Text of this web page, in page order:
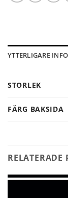
YTTERLIGARE
STORLEK
FÄRG BAKSIDA
RELATERADE